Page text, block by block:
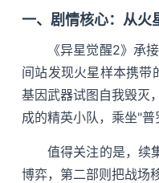
一、剧情核心：从火
《异星觉醒2》承
间站发现火星样本携带
基因武器试图自我毁灭
成的精英小队，乘坐"普
值得关注的是，续
博弈，第二部则把战场